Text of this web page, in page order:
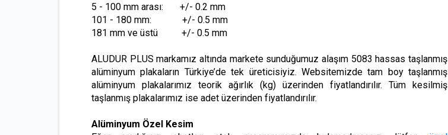
5 - 100 mm arası: +/- 0.2 mm
101 - 180 mm: +/- 0.5 mm
181 mm ve üstü +/- 0.5 mm
ALUDUR PLUS markamız altında markete sunduğumuz alaşım 5083 hassas taşlanmış
alüminyum plakaların Türkiye’de tek üreticisiyiz. Websitemizde tam boy taşlanmış
alüminyum plakalarımız teorik ağırlık (kg) üzerinden fiyatlandırılır. Tüm kesilmiş
taşlanmış plakalarımız ise adet üzerinden fiyatlandırılır.
Alüminyum Özel Kesim